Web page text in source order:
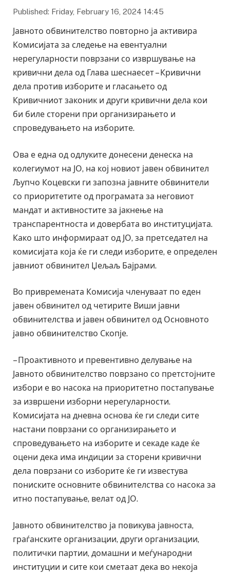
Published: Friday, February 16, 2024 14:45
Јавното обвинителство повторно ја активира
Комисијата за следење на евентуални
нерегуларности поврзани со извршување на
кривични дела од Глава шеснаесет – Кривични
дела против изборите и гласањето од
Кривичниот законик и други кривични дела кои
би биле сторени при организирањето и
спроведувањето на изборите.
Ова е една од одлуките донесени денеска на
колегиумот на ЈО, на кој новиот јавен обвинител
Љупчо Коцевски ги запозна јавните обвинители
со приоритетите од програмата за неговиот
мандат и активностите за јакнење на
транспарентноста и довербата во институцијата.
Како што информираат од ЈО, за претседател на
комисијата која ќе ги следи изборите, е определен
јавниот обвинител Џељаљ Бајрами.
Во привремената Комисија членуваат по еден
јавен обвинител од четирите Виши јавни
обвинителства и јавен обвинител од Основното
јавно обвинителство Скопје.
– Проактивното и превентивно делување на
Јавното обвинителство поврзано со претстојните
избори е во насока на приоритетно постапување
за извршени изборни нерегуларности.
Комисијата на дневна основа ќе ги следи сите
настани поврзани со организирањето и
спроведувањето на изборите и секаде каде ќе
оцени дека има индиции за сторени кривични
дела поврзани со изборите ќе ги известува
пониските основните обвинителства со насока за
итно постапување, велат од ЈО.
Јавното обвинителство ја повикува јавноста,
граѓанските организации, други организации,
политички партии, домашни и меѓународни
институции и сите кои сметаат дека во некоја